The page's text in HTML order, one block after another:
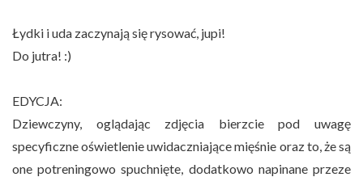
Łydki i uda zaczynają się rysować, jupi!
Do jutra! :)
EDYCJA:
Dziewczyny, oglądając zdjęcia bierzcie pod uwagę
specyficzne oświetlenie uwidaczniające mięśnie oraz to, że są
one potreningowo spuchnięte, dodatkowo napinane przeze